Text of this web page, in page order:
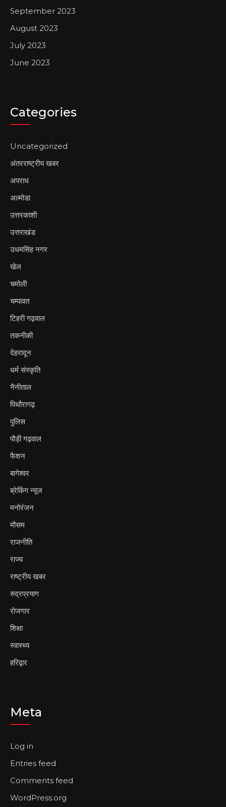
September 2023
August 2023
July 2023
June 2023
Categories
Uncategorized
अंतरराष्ट्रीय खबर
अपराध
अल्मोडा
उत्तरकाशी
उत्तराखंड
उधमसिंह नगर
खेल
चमोली
चम्पावत
टिहरी गढ़वाल
तकनीकी
देहरादून
धर्म संस्कृति
नैनीताल
पिथौरागढ़
पुलिस
पौड़ी गढ़वाल
फैशन
बागेश्वर
ब्रेकिंग न्यूज
मनोरंजन
मौसम
राजनीति
राज्य
राष्ट्रीय खबर
रुद्रप्रयाग
रोजगार
शिक्षा
स्वास्थ्य
हरिद्वार
Meta
Log in
Entries feed
Comments feed
WordPress.org